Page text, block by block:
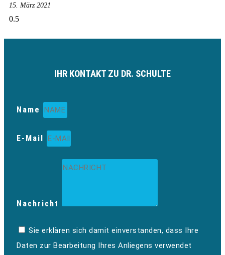
15. März 2021
IHR KONTAKT ZU DR. SCHULTE
Name
E-Mail
Nachricht
Sie erklären sich damit einverstanden, dass Ihre
Daten zur Bearbeitung Ihres Anliegens verwendet